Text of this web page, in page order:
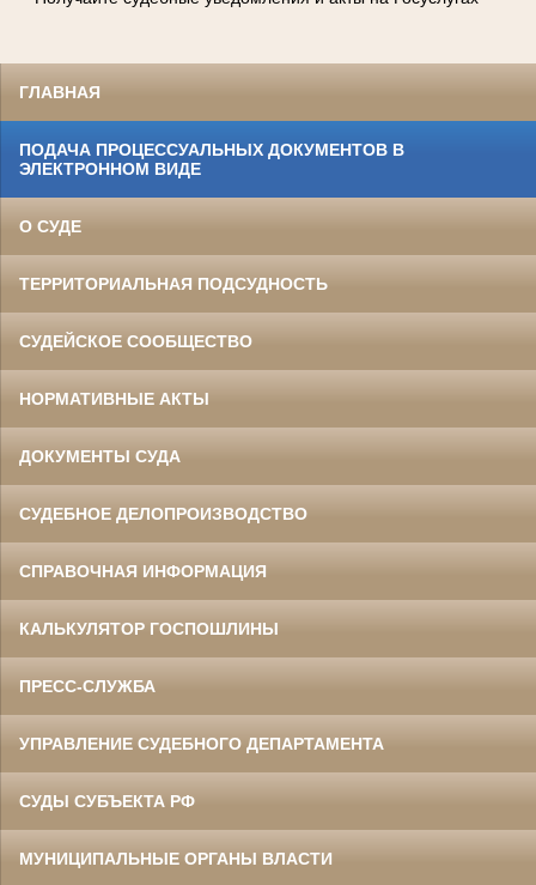
ГЛАВНАЯ
ПОДАЧА ПРОЦЕССУАЛЬНЫХ ДОКУМЕНТОВ В
ЭЛЕКТРОННОМ ВИДЕ
О СУДЕ
ТЕРРИТОРИАЛЬНАЯ ПОДСУДНОСТЬ
СУДЕЙСКОЕ СООБЩЕСТВО
НОРМАТИВНЫЕ АКТЫ
ДОКУМЕНТЫ СУДА
СУДЕБНОЕ ДЕЛОПРОИЗВОДСТВО
СПРАВОЧНАЯ ИНФОРМАЦИЯ
КАЛЬКУЛЯТОР ГОСПОШЛИНЫ
ПРЕСС-СЛУЖБА
УПРАВЛЕНИЕ СУДЕБНОГО ДЕПАРТАМЕНТА
СУДЫ СУБЪЕКТА РФ
МУНИЦИПАЛЬНЫЕ ОРГАНЫ ВЛАСТИ